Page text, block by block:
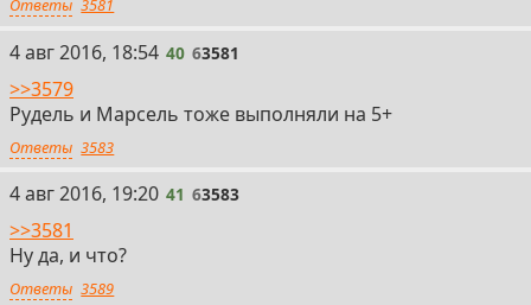
Ответы 3581
40
4 авг 2016, 18:54 40 63581
>>3579
Рудель и Марсель тоже выполняли на 5+
Ответы 3583
41
4 авг 2016, 19:20 41 63583
>>3581
Ну да, и что?
Ответы 3589